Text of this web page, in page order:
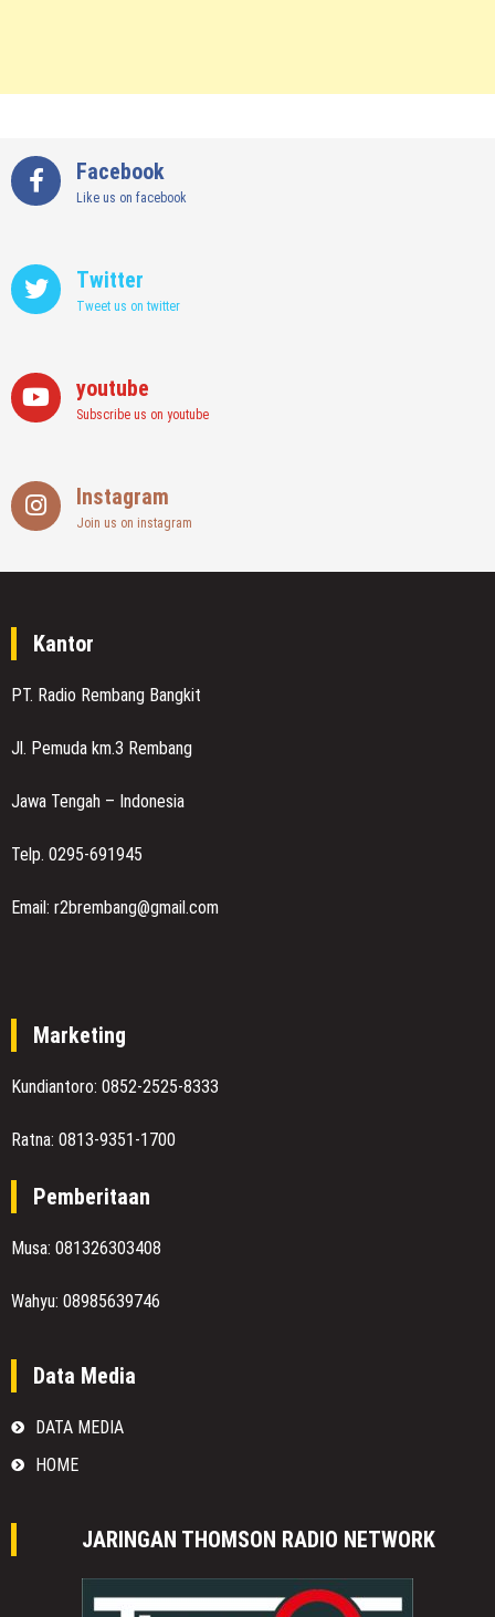
Facebook
Like us on facebook
Twitter
Tweet us on twitter
youtube
Subscribe us on youtube
Instagram
Join us on instagram
Kantor
PT. Radio Rembang Bangkit
Jl. Pemuda km.3 Rembang
Jawa Tengah – Indonesia
Telp. 0295-691945
Email: r2brembang@gmail.com
Marketing
Kundiantoro: 0852-2525-8333
Ratna: 0813-9351-1700
Pemberitaan
Musa: 081326303408
Wahyu: 08985639746
Data Media
DATA MEDIA
HOME
JARINGAN THOMSON RADIO NETWORK